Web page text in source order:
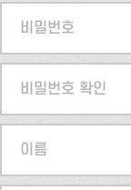
비밀번호
비밀번호 확인
이름